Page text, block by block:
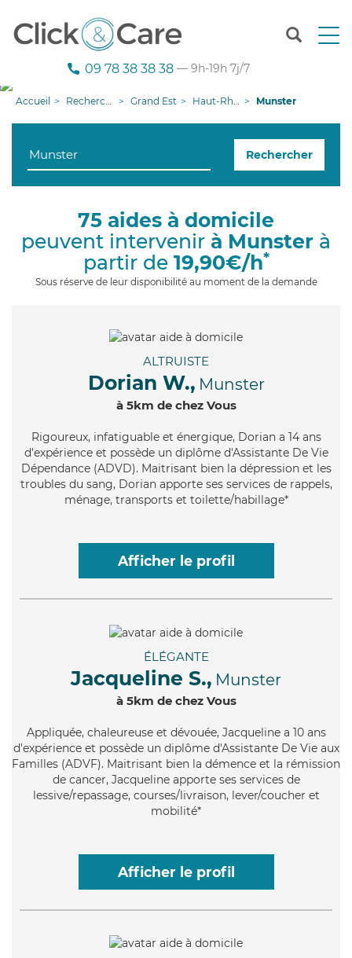
T
n
g
i
09 78 38 38 38 — 9h-19h 7j/7
Accueil Recherche aide à domicile Grand Est Haut-Rhin Munster
Rechercher
75 aides à domicile
peuvent intervenir à Munster à
partir de 19,90€/h*
Sous réserve de leur disponibilité au moment de la demande
ALTRUISTE
Dorian W., Munster
à 5km de chez Vous
Rigoureux, infatiguable et énergique, Dorian a 14 ans
d'expérience et possède un diplôme d'Assistante De Vie
Dépendance (ADVD). Maitrisant bien la dépression et les
troubles du sang, Dorian apporte ses services de rappels,
ménage, transports et toilette/habillage*
Afficher le profil
ÉLÉGANTE
Jacqueline S., Munster
à 5km de chez Vous
Appliquée, chaleureuse et dévouée, Jacqueline a 10 ans
d'expérience et possède un diplôme d'Assistante De Vie aux
Familles (ADVF). Maitrisant bien la démence et la rémission
de cancer, Jacqueline apporte ses services de
lessive/repassage, courses/livraison, lever/coucher et
mobilité*
Afficher le profil